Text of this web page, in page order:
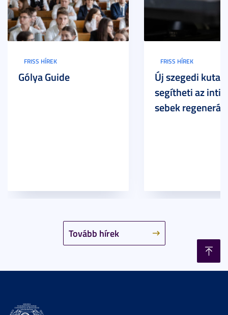
Tovább hírek
FRISS HÍREK
Gólya Guide
FRISS HÍREK
Új szegedi
segítheti az
sebek